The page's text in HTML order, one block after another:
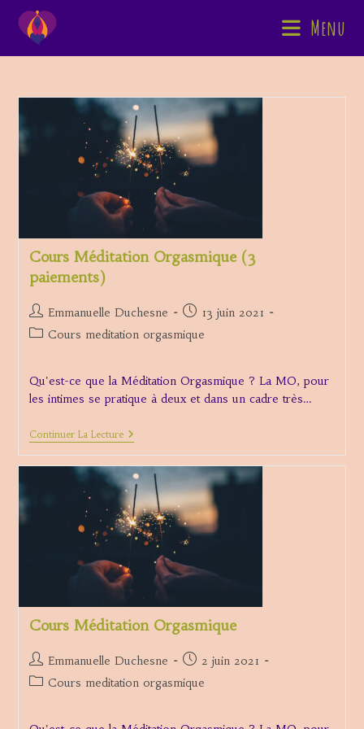
Menu
Cours Méditation Orgasmique (3
paiements)
Auteur/autrice
de
Emmanuelle Duchesne
Publication
publiée :
13 juin 2021
PostCours meditation orgasmique
Qu'est-ce que la Méditation Orgasmique ? La MO, pour
les intimes se pratique à deux et dans un cadre très…
Continuer La LectureCours
Méditation
Orgasmique
(3
Paiements)
Cours Méditation Orgasmique
Auteur/autrice
de
Emmanuelle Duchesne
Publication
publiée :
2 juin 2021
PostCours meditation orgasmique